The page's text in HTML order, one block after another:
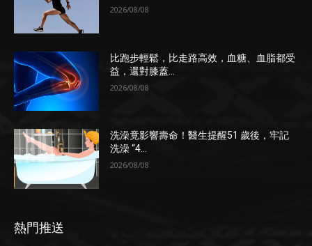
2026/08/08
比跑步輕鬆，比走路高效，血糖、血脂都受
益，還對膝蓋...
2026/08/08
洗澡竟影響壽命！醫生提醒51 歲後，牢記
洗澡 “4...
2026/08/08
熱門推送